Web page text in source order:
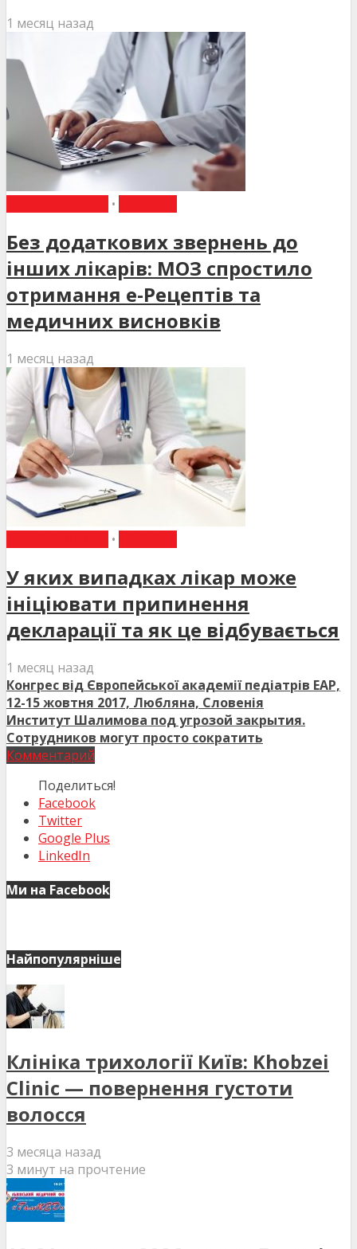
1 месяц назад
•
Без додаткових звернень до
інших лікарів: МОЗ спростило
отримання е-Рецептів та
медичних висновків
1 месяц назад
•
У яких випадках лікар може
ініціювати припинення
декларації та як це відбувається
1 месяц назад
Конгрес від Європейської академії педіатрів EAP,
12-15 жовтня 2017, Любляна, Словенія
Институт Шалимова под угрозой закрытия.
Сотрудников могут просто сократить
Комментарий
Поделиться!
Facebook
Twitter
Google Plus
LinkedIn
Ми на Facebook
Найпопулярніше
Клініка трихології Київ: Khobzei
Clinic — повернення густоти
волосся
3 месяца назад
3 минут на прочтение